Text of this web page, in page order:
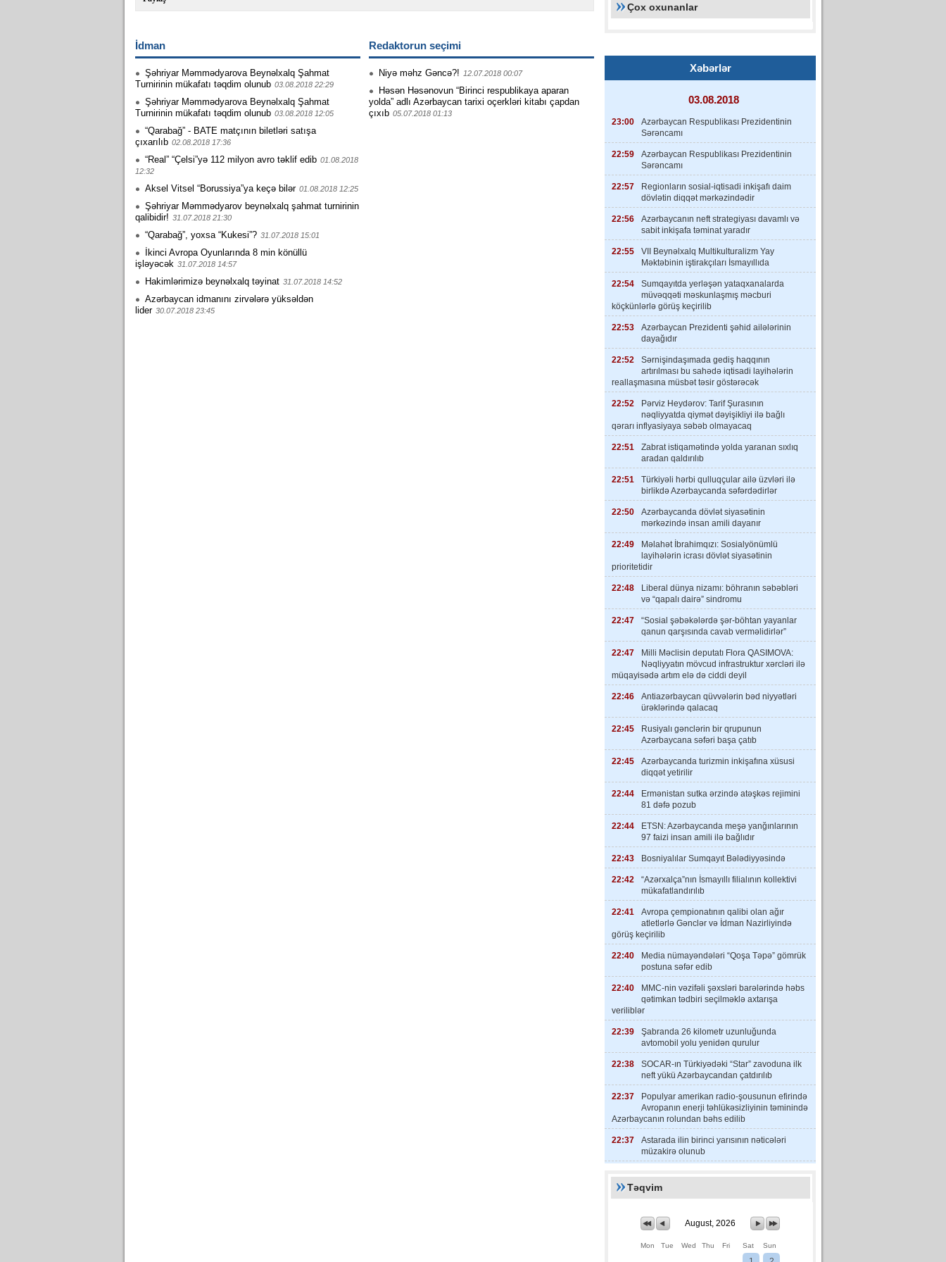
İdman
Şəhriyar Məmmədyarova Beynəlxalq Şahmat
Turnirinin mükafatı təqdim olunub 03.08.2018 22:29
Şəhriyar Məmmədyarova Beynəlxalq Şahmat
Turnirinin mükafatı təqdim olunub 03.08.2018 12:05
“Qarabağ” - BATE matçının biletləri satışa
çıxarılıb 02.08.2018 17:36
“Real” “Çelsi”yə 112 milyon avro təklif edib 01.08.2018
12:32
Aksel Vitsel “Borussiya”ya keçə bilər 01.08.2018 12:25
Şəhriyar Məmmədyarov beynəlxalq şahmat turnirinin
qalibidir! 31.07.2018 21:30
“Qarabağ”, yoxsa “Kukesi”? 31.07.2018 15:01
İkinci Avropa Oyunlarında 8 min könüllü
işləyəcək 31.07.2018 14:57
Hakimlərimizə beynəlxalq təyinat 31.07.2018 14:52
Azərbaycan idmanını zirvələrə yüksəldən
lider 30.07.2018 23:45
Redaktorun seçimi
Niyə məhz Gəncə?! 12.07.2018 00:07
Həsən Həsənovun “Birinci respublikaya aparan
yolda” adlı Azərbaycan tarixi oçerkləri kitabı çapdan
çıxıb 05.07.2018 01:13
Çox oxunanlar
Xəbərlər
03.08.2018
23:00
Azərbaycan Respublikası Prezidentinin
Sərəncamı
22:59
Azərbaycan Respublikası Prezidentinin
Sərəncamı
22:57
Regionların sosial-iqtisadi inkişafı daim
dövlətin diqqət mərkəzindədir
22:56
Azərbaycanın neft strategiyası davamlı və
sabit inkişafa təminat yaradır
22:55
VII Beynəlxalq Multikulturalizm Yay
Məktəbinin iştirakçıları İsmayıllıda
22:54
Sumqayıtda yerləşən yataqxanalarda
müvəqqəti məskunlaşmış məcburi
köçkünlərlə görüş keçirilib
22:53
Azərbaycan Prezidenti şəhid ailələrinin
dayağıdır
22:52
Sərnişindaşımada gediş haqqının
artırılması bu sahədə iqtisadi layihələrin
reallaşmasına müsbət təsir göstərəcək
22:52
Pərviz Heydərov: Tarif Şurasının
nəqliyyatda qiymət dəyişikliyi ilə bağlı
qərarı inflyasiyaya səbəb olmayacaq
22:51
Zabrat istiqamətində yolda yaranan sıxlıq
aradan qaldırılıb
22:51
Türkiyəli hərbi qulluqçular ailə üzvləri ilə
birlikdə Azərbaycanda səfərdədirlər
22:50
Azərbaycanda dövlət siyasətinin
mərkəzində insan amili dayanır
22:49
Məlahət İbrahimqızı: Sosialyönümlü
layihələrin icrası dövlət siyasətinin
prioritetidir
22:48
Liberal dünya nizamı: böhranın səbəbləri
və “qapalı dairə” sindromu
22:47
“Sosial şəbəkələrdə şər-böhtan yayanlar
qanun qarşısında cavab verməlidirlər”
22:47
Milli Məclisin deputatı Flora QASIMOVA:
Nəqliyyatın mövcud infrastruktur xərcləri ilə
müqayisədə artım elə də ciddi deyil
22:46
Antiazərbaycan qüvvələrin bəd niyyətləri
ürəklərində qalacaq
22:45
Rusiyalı gənclərin bir qrupunun
Azərbaycana səfəri başa çatıb
22:45
Azərbaycanda turizmin inkişafına xüsusi
diqqət yetirilir
22:44
Ermənistan sutka ərzində atəşkəs rejimini
81 dəfə pozub
22:44
ETSN: Azərbaycanda meşə yanğınlarının
97 faizi insan amili ilə bağlıdır
22:43 Bosniyalılar Sumqayıt Bələdiyyəsində
22:42
“Azərxalça”nın İsmayıllı filialının kollektivi
mükafatlandırılıb
22:41
Avropa çempionatının qalibi olan ağır
atletlərlə Gənclər və İdman Nazirliyində
görüş keçirilib
22:40
Media nümayəndələri “Qoşa Təpə” gömrük
postuna səfər edib
22:40
MMC-nin vəzifəli şəxsləri barələrində həbs
qətimkan tədbiri seçilməklə axtarışa
veriliblər
22:39
Şabranda 26 kilometr uzunluğunda
avtomobil yolu yenidən qurulur
22:38
SOCAR-ın Türkiyədəki “Star” zavoduna ilk
neft yükü Azərbaycandan çatdırılıb
22:37
Populyar amerikan radio-şousunun efirində
Avropanın enerji təhlükəsizliyinin təminində
Azərbaycanın rolundan bəhs edilib
22:37
Astarada ilin birinci yarısının nəticələri
müzakirə olunub
Təqvim
August, 2026
Mon Tue Wed Thu Fri Sat Sun